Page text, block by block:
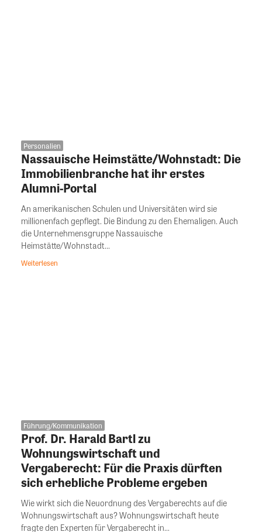
Personalien
Nassauische Heimstätte/Wohnstadt: Die
Immobilienbranche hat ihr erstes
Alumni-Portal
An amerikanischen Schulen und Universitäten wird sie
millionenfach gepflegt. Die Bindung zu den Ehemaligen. Auch
die Unternehmensgruppe Nassauische
Heimstätte/Wohnstadt...
Weiterlesen
Führung/Kommunikation
Prof. Dr. Harald Bartl zu
Wohnungswirtschaft und
Vergaberecht: Für die Praxis dürften
sich erhebliche Probleme ergeben
Wie wirkt sich die Neuordnung des Vergaberechts auf die
Wohnungswirtschaft aus? Wohnungswirtschaft heute
fragte den Experten für Vergaberecht in...